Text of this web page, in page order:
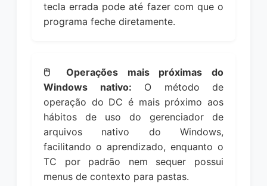
tecla errada pode até fazer com que o
programa feche diretamente.
🖱️ Operações mais próximas do
Windows nativo: O método de
operação do DC é mais próximo aos
hábitos de uso do gerenciador de
arquivos nativo do Windows,
facilitando o aprendizado, enquanto o
TC por padrão nem sequer possui
menus de contexto para pastas.